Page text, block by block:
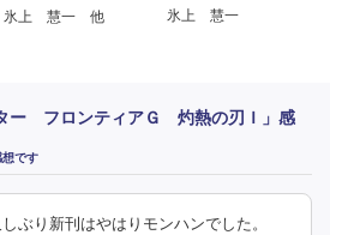
氷上 慧一 他
氷上 慧一
ター フロンティアＧ 灼熱の刃Ｉ」感
です
ぶり新刊はやはりモンハンでした。